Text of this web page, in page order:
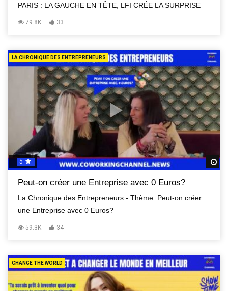
PARIS : LA GAUCHE EN TÊTE, LFI CRÉE LA SURPRISE
79.8K 33
LA CHRONIQUE DES ENTREPRENEURS
5
Peut-on créer une Entreprise avec 0 Euros?
La Chronique des Entrepreneurs - Thème: Peut-on créer
une Entreprise avec 0 Euros?
59.3K 34
CHANGE THE WORLD